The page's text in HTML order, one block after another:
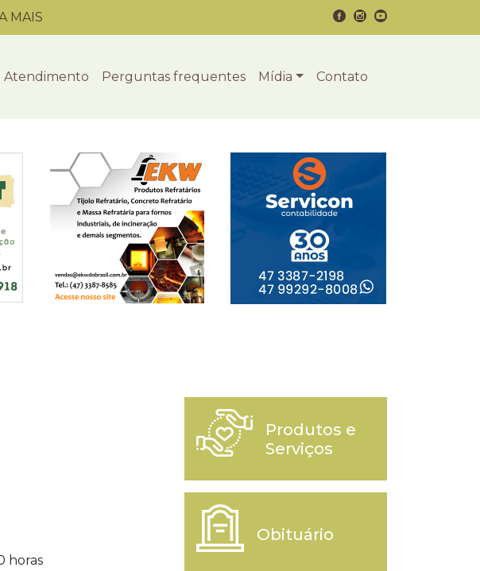
MAIS
Atendimento Perguntas frequentes Mídia Contato
horas
Produtos e
Serviços
Obituário